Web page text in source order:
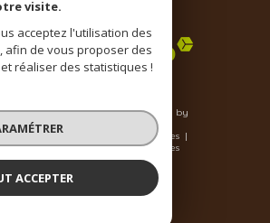
Adhérents
droits réservés | Traduction powered by
Google |
Plan du site
Mentions légales
Nos liens Politique RGPD Cookies
visite.
acceptez l'utilisation des
afin de vous proposer des
réaliser des statistiques !
ACCEPTER